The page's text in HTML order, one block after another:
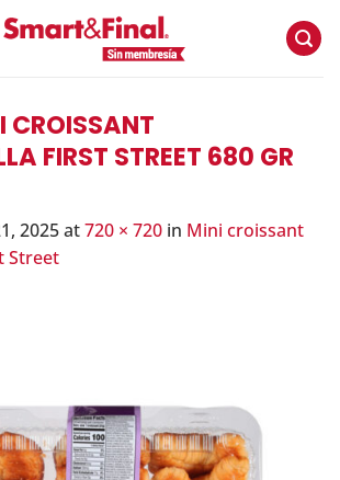
CROISSANT
FIRST STREET 680 GR
2025at720 × 720 in Mini croissant
Street